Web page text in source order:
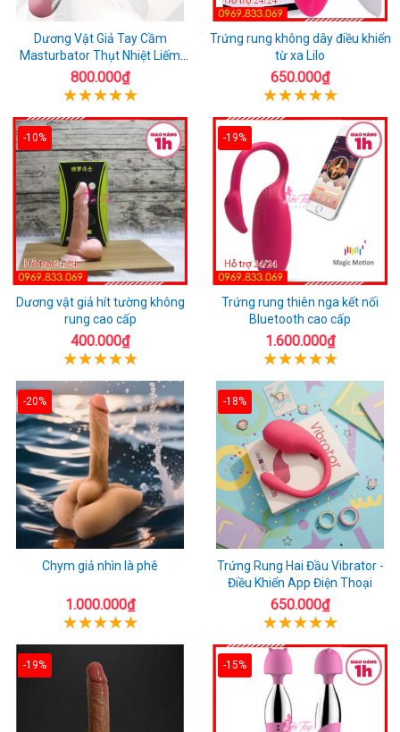
Dương Vật Giả Tay Cầm
Masturbator Thụt Nhiệt Liếm
Rung
800.000₫
Trứng rung không dây điều khiển
từ xa Lilo
650.000₫
-10%
Dương vật giả hít tường không
rung cao cấp
400.000₫
-19%
Trứng rung thiên nga kết nối
Bluetooth cao cấp
1.600.000₫
-20%
Chym giả nhìn là phê
1.000.000₫
-18%
Trứng Rung Hai Đầu Vibrator -
Điều Khiển App Điện Thoại
650.000₫
-19% -15%